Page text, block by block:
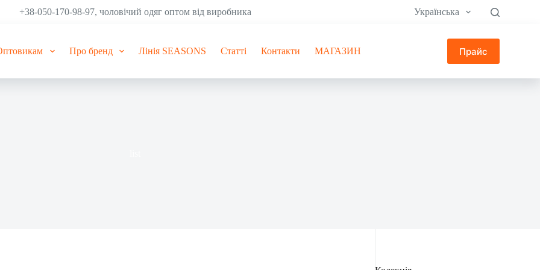
+38-050-170-98-97, чоловічий одяг оптом від виробника Українська
Про бренд Лінія SEASONS Статті Контакти МАГАЗИН Прайс